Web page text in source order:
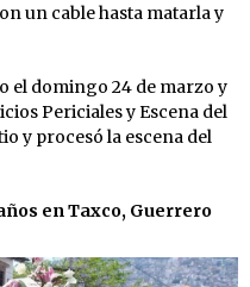
un cable hasta matarla y
el domingo 24 de marzo y
Periciales y Escena del
y procesó la escena del
en Taxco, Guerrero